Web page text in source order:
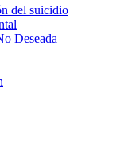
del suicidio
Deseada